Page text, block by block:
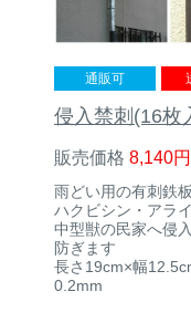
通販可
侵入禁刺(16枚
販売価格 8,140
雨どい用の有刺鉄板
ハクビシン・アラ
中型獣の民家へ侵
防ぎます
長さ19cm×幅
0.2mm